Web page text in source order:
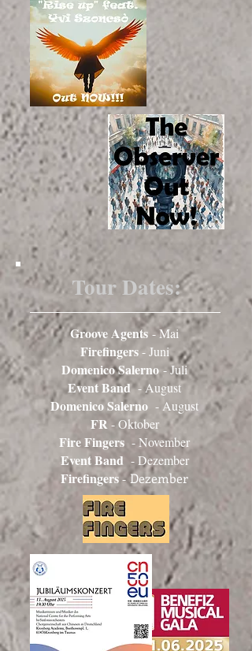
Tour Dates:
Groove Agents - Mai
Firefingers- Juni
Domenico Salerno - Juli
Event Band- August
Domenico Salerno - August
FR - Oktober
Fire Fingers - November
Event Band - Dezember
Firefingers-Dezember